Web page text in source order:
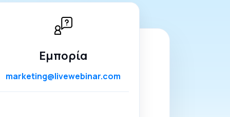
Εμπορία
marketing@livewebinar.com